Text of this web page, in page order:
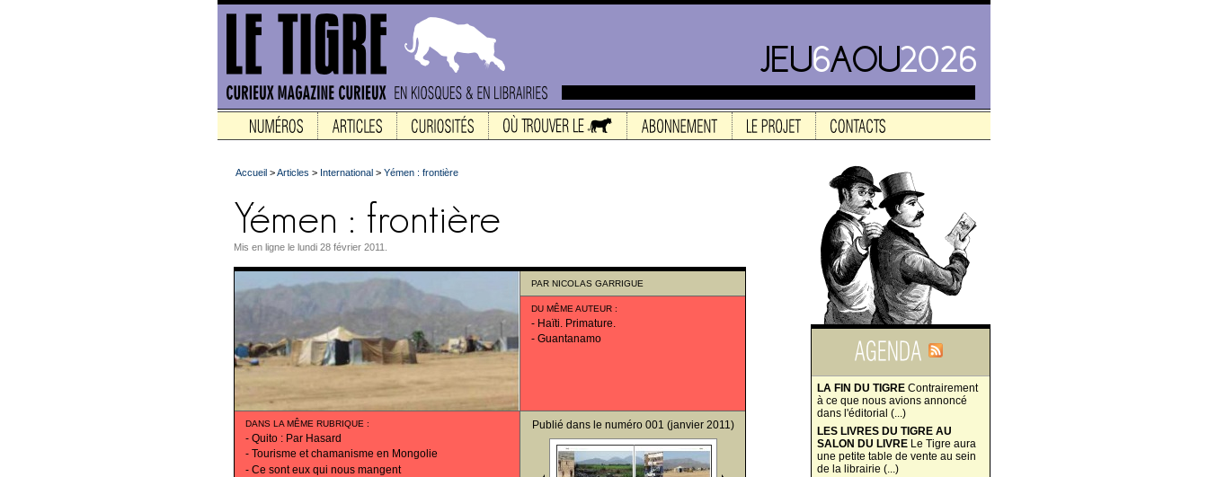
LA FIN DU TIGRE Contrairement
à ce que nous avions annoncé
dans l'éditorial (...)
LES LIVRES DU TIGRE AU
SALON DU LIVRE Le Tigre aura
une petite table de vente au sein
de la librairie (...)
Accueil >Articles > International > Yémen : frontière
Mis en ligne le lundi 28 février 2011.
PAR NICOLAS GARRIGUE
DU MÊME AUTEUR :
- Haïti. Primature.
- Guantanamo
DANS LA MÊME RUBRIQUE :
- Quito : Par Hasard
- Tourisme et chamanisme en Mongolie
- Ce sont eux qui nous mangent
Publié dans le numéro 001 (janvier 2011)